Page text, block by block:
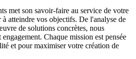
met son savoir-faire au service de votre
atteindre vos objectifs. De l'analyse de
de solutions concrètes, nous
Chaque mission est pensée
et pour maximiser votre création de